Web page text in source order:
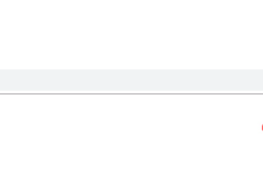
日本語